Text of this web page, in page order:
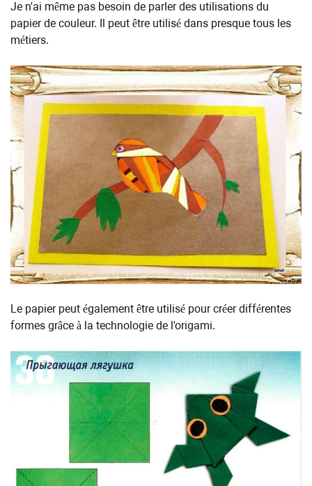
Je n'ai même pas besoin de parler des utilisations du
papier de couleur. Il peut être utilisé dans presque tous les
métiers.
Le papier peut également être utilisé pour créer différentes
formes grâce à la technologie de l'origami.